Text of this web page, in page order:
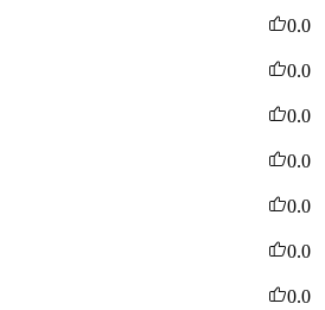
0.0
0.0
0.0
0.0
0.0
0.0
0.0